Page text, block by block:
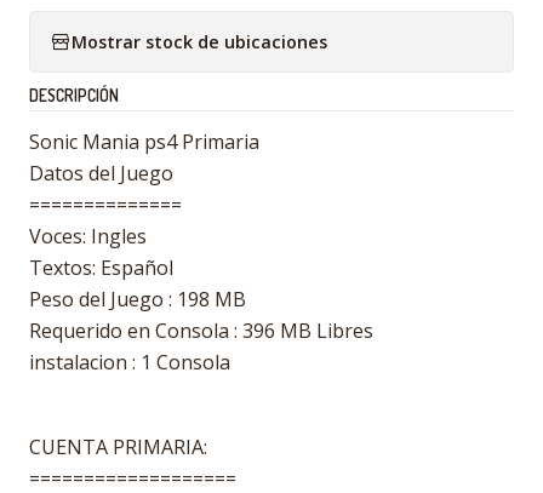
Mostrar stock de ubicaciones
DESCRIPCIÓN
Sonic Mania ps4 Primaria
Datos del Juego
==============
Voces: Ingles
Textos: Español
Peso del Juego : 198 MB
Requerido en Consola : 396 MB Libres
instalacion : 1 Consola
CUENTA PRIMARIA:
===================